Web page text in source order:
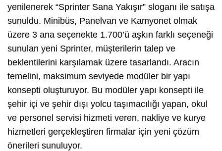
yenilenerek “Sprinter Sana Yakışır” sloganı ile satışa
sunuldu. Minibüs, Panelvan ve Kamyonet olmak
üzere 3 ana seçenekte 1.700’ü aşkın farklı seçeneği
sunulan yeni Sprinter, müşterilerin talep ve
beklentilerini karşılamak üzere tasarlandı. Aracın
temelini, maksimum seviyede modüler bir yapı
konsepti oluşturuyor. Bu modüler yapı konsepti ile
şehir içi ve şehir dışı yolcu taşımacılığı yapan, okul
ve personel servisi hizmeti veren, nakliye ve kurye
hizmetleri gerçekleştiren firmalar için yeni çözüm
önerileri sunuluyor.